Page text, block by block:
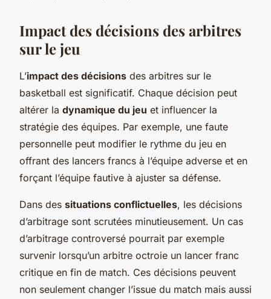
Impact des décisions des arbitres
sur le jeu
L’impact des décisions des arbitres sur le
basketball est significatif. Chaque décision peut
altérer la dynamique du jeu et influencer la
stratégie des équipes. Par exemple, une faute
personnelle peut modifier le rythme du jeu en
offrant des lancers francs à l’équipe adverse et en
forçant l’équipe fautive à ajuster sa défense.
Dans des situations conflictuelles, les décisions
d’arbitrage sont scrutées minutieusement. Un cas
d’arbitrage controversé pourrait par exemple
survenir lorsqu’un arbitre octroie un lancer franc
critique en fin de match. Ces décisions peuvent
non seulement changer l’issue du match mais aussi